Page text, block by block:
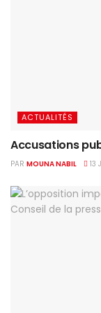
ACTUALITÉS
Accusations
PAR MOUNA NABIL 13